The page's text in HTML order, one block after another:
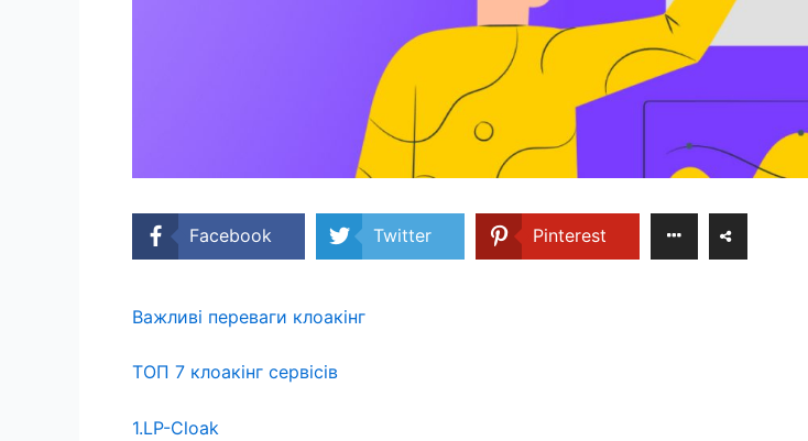
Facebook Twitter Pinterest
Важливі переваги клоакінг
ТОП 7 клоакінг сервісів
1.LP-Cloak